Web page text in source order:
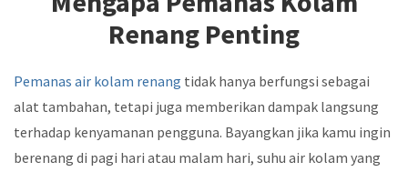
Renang Penting
Pemanas air kolam renang tidak hanya berfungsi sebagai
alat tambahan, tetapi juga memberikan dampak langsung
terhadap kenyamanan pengguna. Bayangkan jika kamu ingin
berenang di pagi hari atau malam hari, suhu air kolam yang